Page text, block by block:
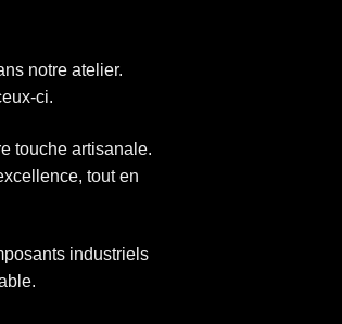
notre atelier.
ci.
touche artisanale.
tout en
industriels